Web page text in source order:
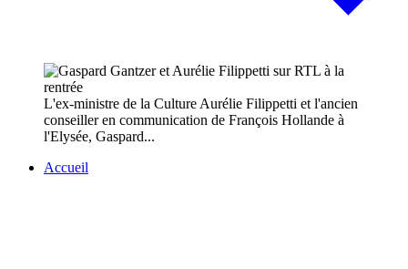
L'ex-ministre de la Culture Aurélie Filippetti et l'ancien
conseiller en communication de François Hollande à
l'Elysée, Gaspard...
Accueil